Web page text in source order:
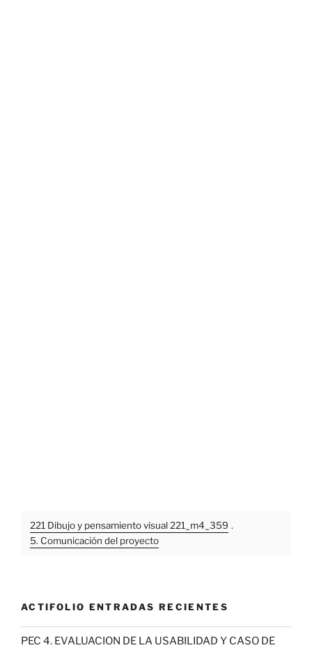
221 Dibujo y pensamiento visual 221_m4_359 .
5. Comunicación del proyecto
ACTIFOLIO ENTRADAS RECIENTES
PEC 4. EVALUACION DE LA USABILIDAD Y CASO DE